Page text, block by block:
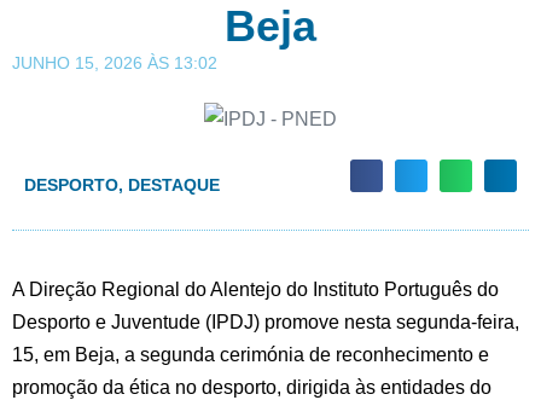
Beja
JUNHO 15, 2026 ÀS 13:02
DESPORTO, DESTAQUE
A Direção Regional do Alentejo do Instituto Português do
Desporto e Juventude (IPDJ) promove nesta segunda-feira,
15, em Beja, a segunda cerimónia de reconhecimento e
promoção da ética no desporto, dirigida às entidades do